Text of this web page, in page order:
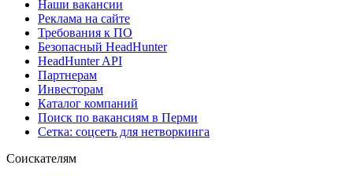
Наши вакансии
Реклама на сайте
Требования к ПО
Безопасный HeadHunter
HeadHunter API
Партнерам
Инвесторам
Каталог компаний
Поиск по вакансиям в Перми
Сетка: соцсеть для нетворкинга
Соискателям